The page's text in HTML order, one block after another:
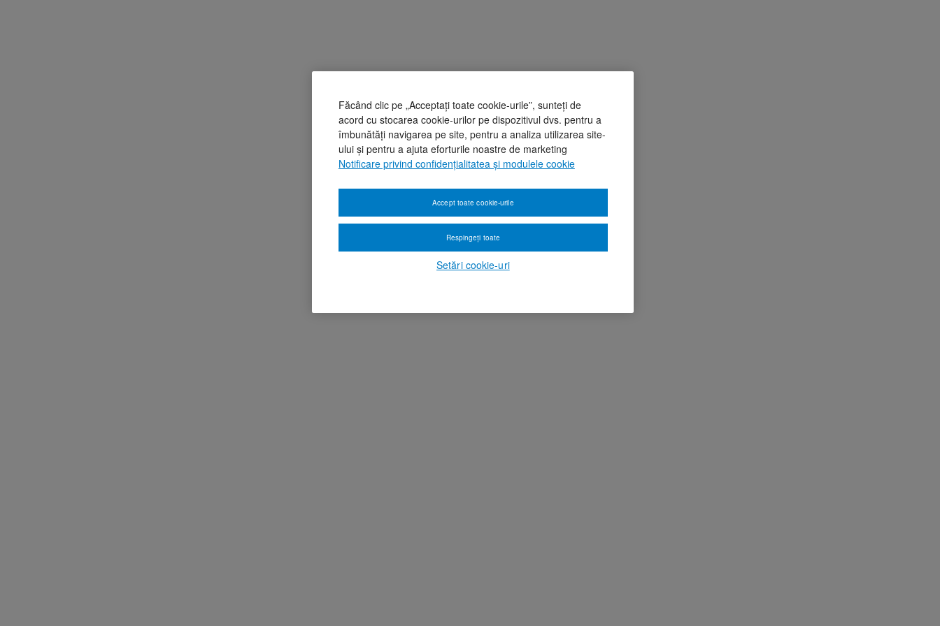
Făcând clic pe „Acceptați toate cookie-urile”, sunteți de
acord cu stocarea cookie-urilor pe dispozitivul dvs. pentru a
îmbunătăți navigarea pe site, pentru a analiza utilizarea site-
ului și pentru a ajuta eforturile noastre de marketing
Notificare privind confidențialitatea și modulele cookie
Setări cookie-uri
Respingeți toate
Accept toate cookie-urile